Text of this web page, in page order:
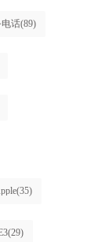
话(89)
(35)
(29)